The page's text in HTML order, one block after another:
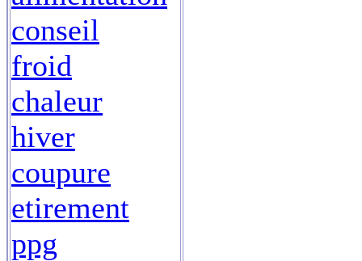
conseil
froid
chaleur
hiver
coupure
etirement
ppg